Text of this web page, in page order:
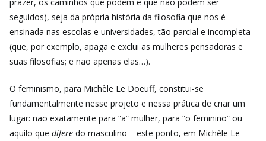
seguidos), seja da própria história da filosofia que nos é
ensinada nas escolas e universidades, tão parcial e incompleta
(que, por exemplo, apaga e exclui as mulheres pensadoras e
suas filosofias; e não apenas elas…).
O feminismo, para Michèle Le Doeuff, constitui-se
fundamentalmente nesse projeto e nessa prática de criar um
lugar: não exatamente para “a” mulher, para “o feminino” ou
aquilo que difere do masculino – este ponto, em Michèle Le